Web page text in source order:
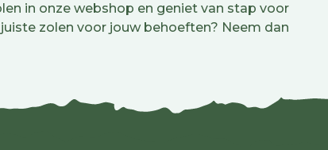
in onze webshop en geniet van stap voor
zolen voor jouw behoeften? Neem dan